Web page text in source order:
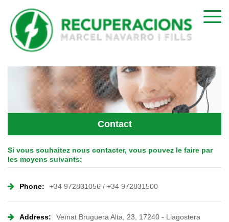
Contact
Si vous souhaitez nous contacter, vous pouvez le faire par
les moyens suivants:
Phone: +34 972831056 / +34 972831500
Address:
Veïnat Bruguera Alta, 23, 17240 - Llagostera